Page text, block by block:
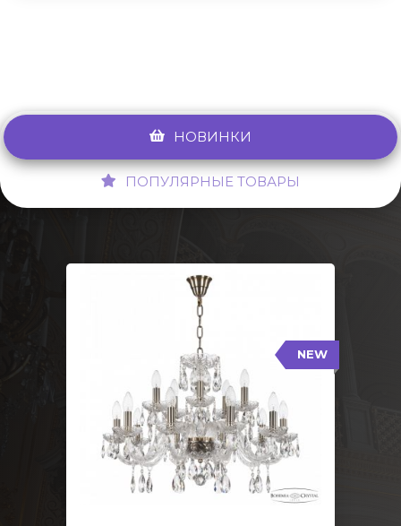
НОВИНКИ
ПОПУЛЯРНЫЕ ТОВАРЫ
NEW
117/10+5/240 Pa
Тип: Стеклянный рожок
Цвет арматуры: Патина/
Кол-во ламп: 15
Диаметр: 70 см